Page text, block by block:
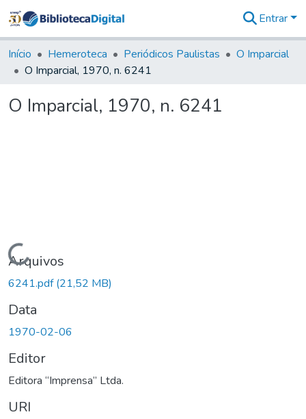
&
Coleções
Tudo na
Digital
Entrar
Início Hemeroteca Periódicos Paulistas
O Imparcial
O Imparcial, 1970, n. 6241
O Imparcial, 1970, n. 6241
Carregando...
Arquivos
6241.pdf(21,52 MB)
Data
1970-02-06
Editor
Editora “Imprensa” Ltda.
URI